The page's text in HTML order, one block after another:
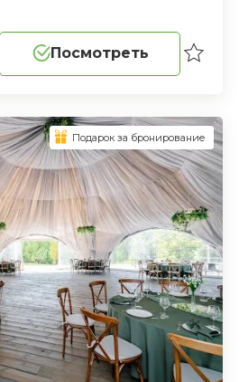
Посмотреть
Подарок за бронирование